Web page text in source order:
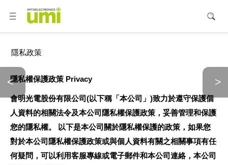
隱私政策
< >
隱私權保護政策 Privacy
會明光電股份有限公司(以下稱「本公司」 )致力於遵守保護個
人資料的相關法令及本公司隱私權保護政策，妥善管理和保護
您的隱私權。
以下是本公司關於隱私權保護的政策，如果您
對於本公司隱私權保護政策或與個人資料有關之相關事項有任
何疑問，可以利用客服專線或電子郵件和本公司連絡，本公司